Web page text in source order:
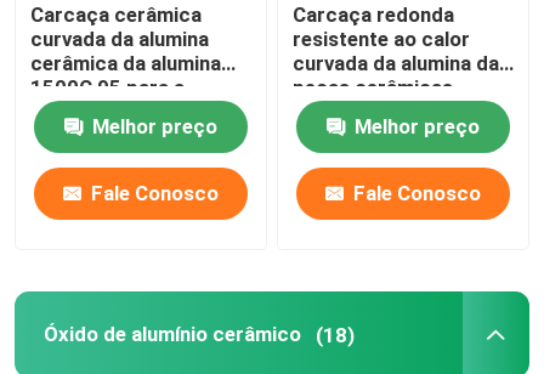
Carcaça cerâmica
curvada da alumina
cerâmica da alumina
1500C 95 para a
resistência térmica da
isolaçãoMelhor preço
Fale Conosco
Carcaça redonda
resistente ao calor
curvada da alumina das
peças cerâmicas
cerâmicas da placa 95
Melhor preço
Fale Conosco
Óxido de alumínio cerâmico (18)